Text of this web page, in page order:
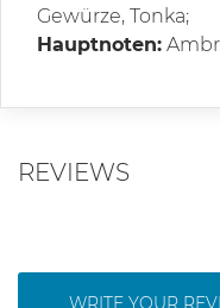
Gewürze, Tonka;
Hauptnoten:
REVIEWS
WRITE YOUR